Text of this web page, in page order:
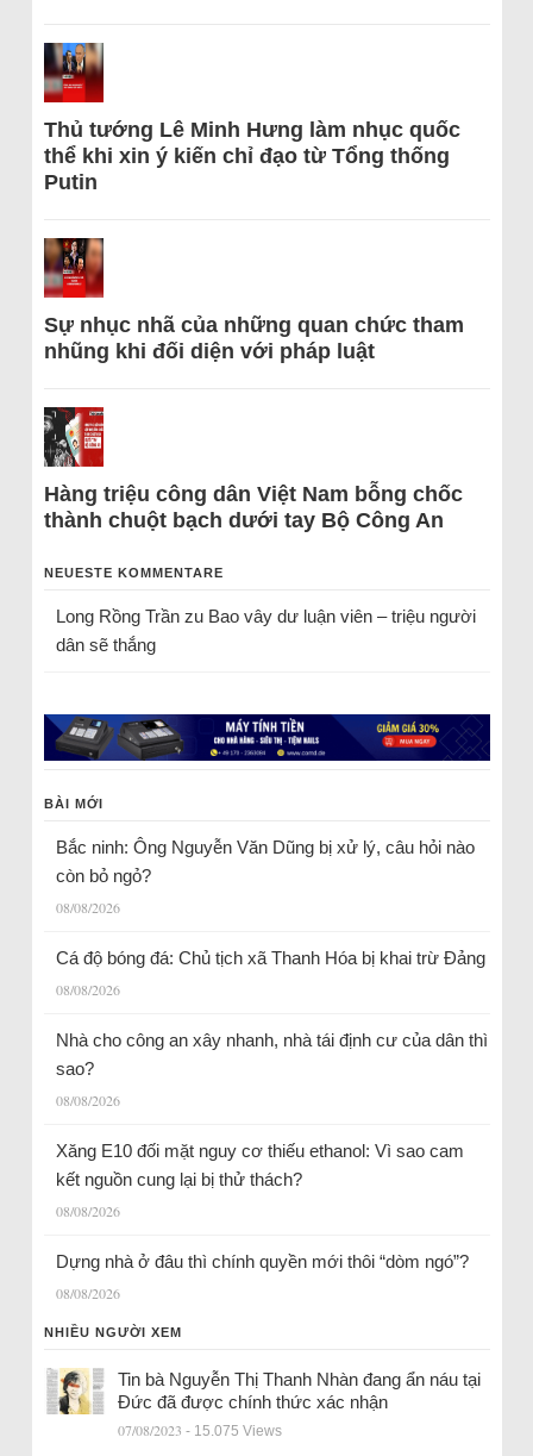
Thủ tướng Lê Minh Hưng làm nhục quốc
thể khi xin ý kiến chỉ đạo từ Tổng thống
Putin
Sự nhục nhã của những quan chức tham
nhũng khi đối diện với pháp luật
Hàng triệu công dân Việt Nam bỗng chốc
thành chuột bạch dưới tay Bộ Công An
NEUESTE KOMMENTARE
Long Rồng Trầnzu Bao vây dư luận viên – triệu người
dân sẽ thắng
BÀI MỚI
Bắc ninh: Ông Nguyễn Văn Dũng bị xử lý, câu hỏi nào
còn bỏ ngỏ?
08/08/2026
Cá độ bóng đá: Chủ tịch xã Thanh Hóa bị khai trừ Đảng
08/08/2026
Nhà cho công an xây nhanh, nhà tái định cư của dân thì
sao?
08/08/2026
Xăng E10 đối mặt nguy cơ thiếu ethanol: Vì sao cam
kết nguồn cung lại bị thử thách?
08/08/2026
Dựng nhà ở đâu thì chính quyền mới thôi “dòm ngó”?
08/08/2026
NHIỀU NGƯỜI XEM
Tin bà Nguyễn Thị Thanh Nhàn đang ẩn náu tại
Đức đã được chính thức xác nhận
07/08/2023 - 15.075 Views